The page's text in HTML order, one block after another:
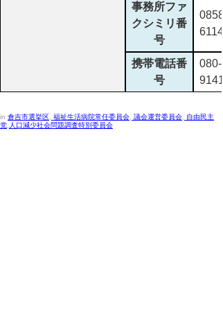
事務所ファ
クシミリ番
号
6114
携帯電話番
号
080-
9141
in 倉吉市選挙区 福祉生活病院常任委員会 議会運営委員会
自由民主
党 人口減少社会問題調査特別委員会